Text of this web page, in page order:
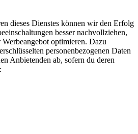
dieses Dienstes können wir den Erfolg
besser nachvollziehen,
Werbeangebot optimieren. Dazu
personenbezogenen Daten
Anbietenden ab, sofern du deren